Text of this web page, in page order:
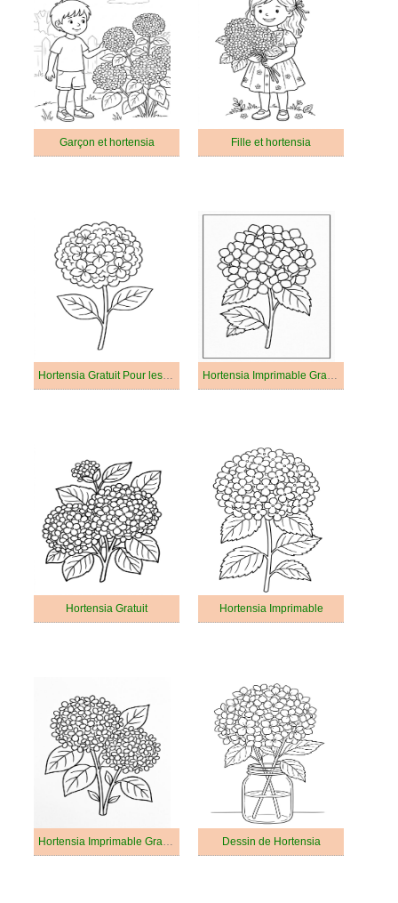
Garçon et hortensia Fille et hortensia
Hortensia Gratuit Pour les Enfants Hortensia Imprimable Gratuit
Hortensia Gratuit Hortensia Imprimable
Hortensia Imprimable Gratuit Pour les Enfants Dessin de Hortensia